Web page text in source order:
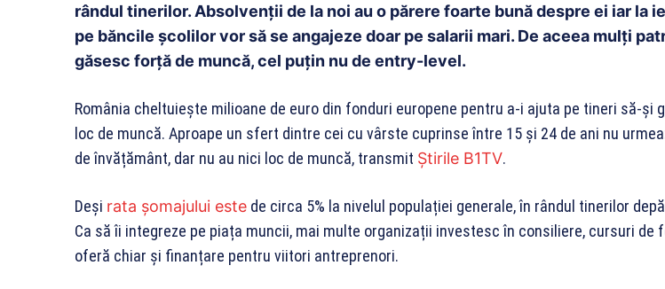
rândul tinerilor. Absolvenții de la noi au o părere foarte bună despre ei iar la
pe băncile școlilor vor să se angajeze doar pe salarii mari. De aceea mulți
găsesc forță de muncă, cel puțin nu de entry-level.
România cheltuiește milioane de euro din fonduri europene pentru a-i ajuta pe tineri să-și
loc de muncă. Aproape un sfert dintre cei cu vârste cuprinse între 15 și 24 de ani nu
de învățământ, dar nu au nici loc de muncă, transmit Știrile B1TV.
Deși rata șomajului este de circa 5% la nivelul populației generale, în rândul tinerilor
Ca să îi integreze pe piața muncii, mai multe organizații investesc în consiliere, cursuri de
oferă chiar și finanțare pentru viitori antreprenori.